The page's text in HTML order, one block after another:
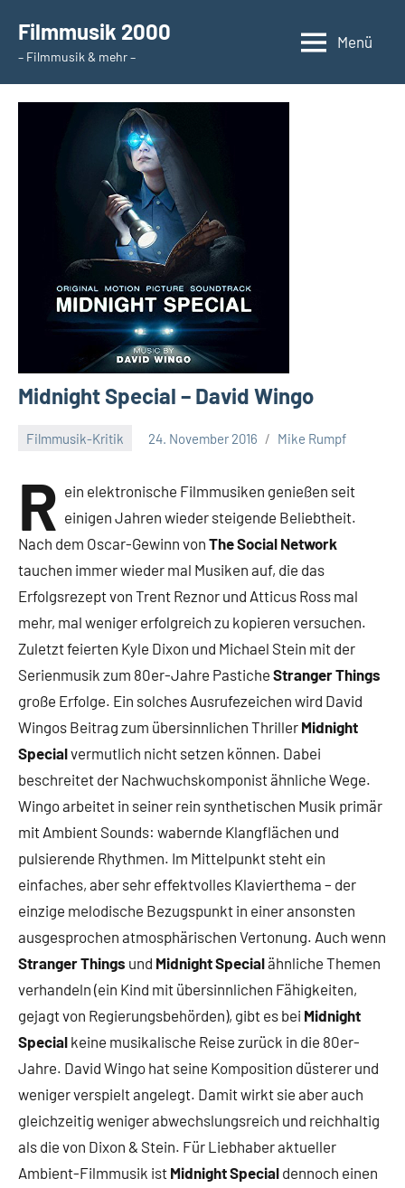
Inhalt
springen
Filmmusik 2000
– Filmmusik & mehr –
Menü
Midnight Special – David Wingo
Filmmusik-Kritik 24. November 2016 Mike Rumpf
R ein elektronische Filmmusiken genießen seit
einigen Jahren wieder steigende Beliebtheit.
Nach dem Oscar-Gewinn von The Social Network
tauchen immer wieder mal Musiken auf, die das
Erfolgsrezept von Trent Reznor und Atticus Ross mal
mehr, mal weniger erfolgreich zu kopieren versuchen.
Zuletzt feierten Kyle Dixon und Michael Stein mit der
Serienmusik zum 80er-Jahre Pastiche Stranger Things
große Erfolge. Ein solches Ausrufezeichen wird David
Wingos Beitrag zum übersinnlichen Thriller Midnight
Specialvermutlich nicht setzen können. Dabei
beschreitet der Nachwuchskomponist ähnliche Wege.
Wingo arbeitet in seiner rein synthetischen Musik primär
mit Ambient Sounds: wabernde Klangflächen und
pulsierende Rhythmen. Im Mittelpunkt steht ein
einfaches, aber sehr effektvolles Klavierthema – der
einzige melodische Bezugspunkt in einer ansonsten
ausgesprochen atmosphärischen Vertonung. Auch wenn
Stranger Things und Midnight Specialähnliche Themen
verhandeln (ein Kind mit übersinnlichen Fähigkeiten,
gejagt von Regierungsbehörden), gibt es bei Midnight
Special keine musikalische Reise zurück in die 80er-
Jahre. David Wingo hat seine Komposition düsterer und
weniger verspielt angelegt. Damit wirkt sie aber auch
gleichzeitig weniger abwechslungsreich und reichhaltig
als die von Dixon & Stein. Für Liebhaber aktueller
Ambient-Filmmusik ist Midnight Special dennoch einen